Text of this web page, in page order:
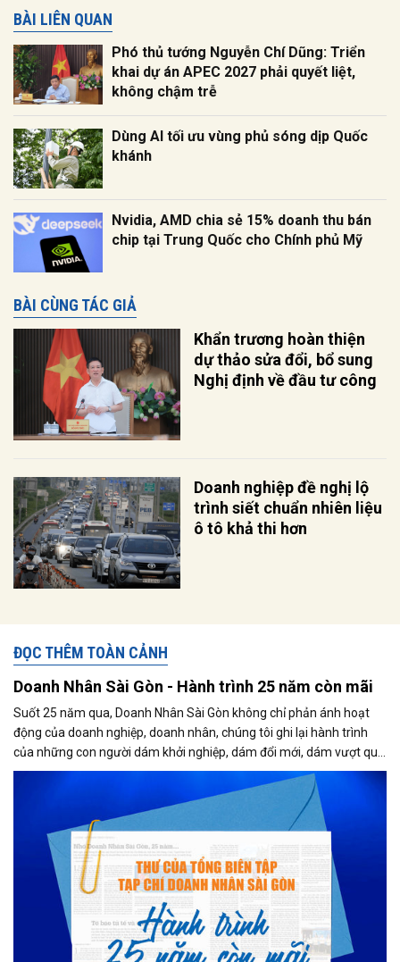
BÀI LIÊN QUAN
Phó thủ tướng Nguyễn Chí Dũng: Triển
khai dự án APEC 2027 phải quyết liệt,
không chậm trễ
Dùng AI tối ưu vùng phủ sóng dịp Quốc
khánh
Nvidia, AMD chia sẻ 15% doanh thu bán
chip tại Trung Quốc cho Chính phủ Mỹ
BÀI CÙNG TÁC GIẢ
Khẩn trương hoàn thiện
dự thảo sửa đổi, bổ sung
Nghị định về đầu tư công
Doanh nghiệp đề nghị lộ
trình siết chuẩn nhiên liệu
ô tô khả thi hơn
ĐỌC THÊM TOÀN CẢNH
Doanh Nhân Sài Gòn - Hành trình 25 năm còn mãi
Suốt 25 năm qua, Doanh Nhân Sài Gòn không chỉ phản ánh hoạt
động của doanh nghiệp, doanh nhân, chúng tôi ghi lại hành trình
của những con người dám khởi nghiệp, dám đổi mới, dám vượt qua
thất bại để tạo dựng giá trị cho xã hội...